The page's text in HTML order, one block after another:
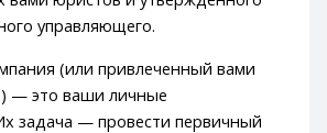
управляющего.
(или привлеченный вами
— это ваши личные
задача — провести первичный